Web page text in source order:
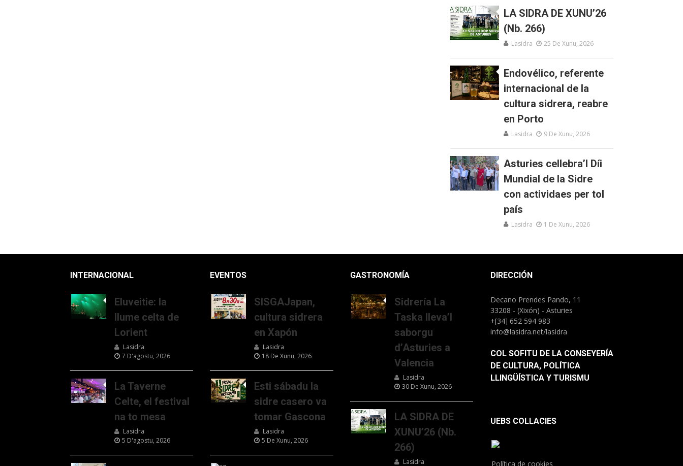
LA SIDRA DE XUNU’26
(Nb. 266)
Lasidra 25 De Xunu, 2026
Endovélico, referente
internacional de la
cultura sidrera, reabre
en Porto
Lasidra 9 De Xunu, 2026
Asturies cellebra’l Díi
Mundial de la Sidre
con actividaes per tol
país
Lasidra 1 De Xunu, 2026
INTERNACIONAL
Eluveitie: la
llume celta de
Lorient
Lasidra
7 D'agostu, 2026
La Taverne
Celte, el festival
na to mesa
Lasidra
5 D'agostu, 2026
EVENTOS
SISGAJapan,
cultura sidrera
en Xapón
Lasidra
18 De Xunu, 2026
Esti sábadu la
sidre casero va
tomar Gascona
Lasidra
5 De Xunu, 2026
GASTRONOMÍA
Sidrería La
Taska lleva’l
saborgu
d’Asturies a
Valencia
Lasidra
30 De Xunu, 2026
LA SIDRA DE
XUNU’26 (Nb.
266)
Lasidra
DIRECCIÓN
Decano Prendes Pando, 11
33208 - (Xixón) - Asturies
+[34] 652 594 983
info@lasidra.net/lasidra
COL SOFITU DE LA CONSEYERÍA
DE CULTURA, POLÍTICA
LLINGÜÍSTICA Y TURISMU
UEBS COLLACIES
Política de cookies